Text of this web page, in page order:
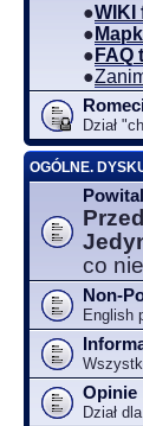
●WIKI
●
● FAQ
●
Dział
OGÓLNE.
co
Non-
English
Opinie
Dział